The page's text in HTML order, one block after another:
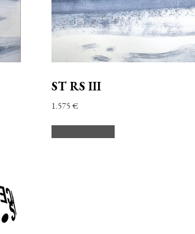
ST RS III
1.575€